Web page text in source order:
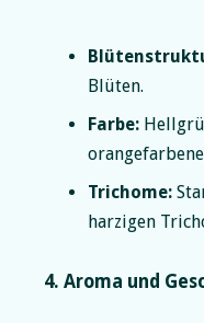
Blüten.
Farbe:
Trichome:
harzigen
4. Aroma und